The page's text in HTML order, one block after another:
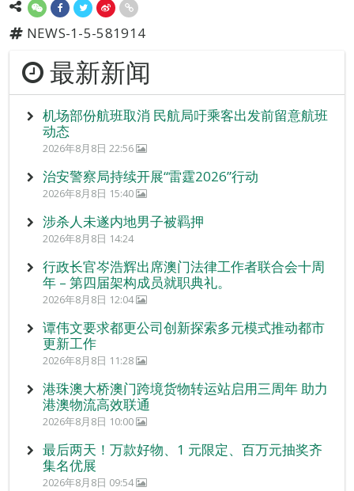
NEWS-1-5-581914
最新新闻
机场部份航班取消 民航局吁乘客出发前留意航班
动态
2026年8月8日 22:56
治安警察局持续开展“雷霆2026”行动
2026年8月8日 15:40
涉杀人未遂内地男子被羁押
2026年8月8日 14:24
行政长官岑浩辉出席澳门法律工作者联合会十周
年 – 第四届架构成员就职典礼。
2026年8月8日 12:04
谭伟文要求都更公司创新探索多元模式推动都市
更新工作
2026年8月8日 11:28
港珠澳大桥澳门跨境货物转运站启用三周年 助力
港澳物流高效联通
2026年8月8日 10:00
最后两天！万款好物、1 元限定、百万元抽奖齐
集名优展
2026年8月8日 09:54